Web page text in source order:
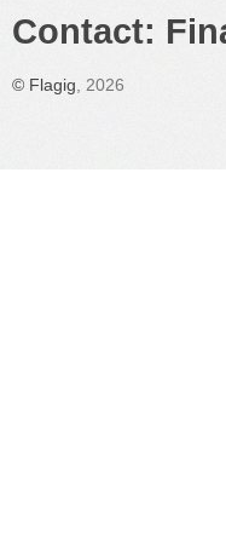
Contact:
© Flagig , 2026